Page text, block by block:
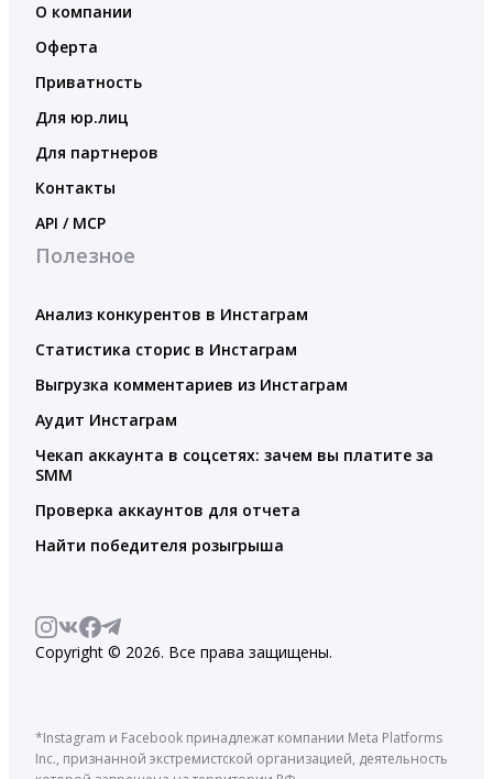
О компании
Оферта
Приватность
Для юр.лиц
Для партнеров
Контакты
API / MCP
Полезное
Анализ конкурентов в Инстаграм
Статистика сторис в Инстаграм
Выгрузка комментариев из Инстаграм
Аудит Инстаграм
Чекап аккаунта в соцсетях: зачем вы платите за
SMM
Проверка аккаунтов для отчета
Найти победителя розыгрыша
Copyright © 2026. Все права защищены.
*Instagram и Facebook принадлежат компании Meta Platforms
Inc., признанной экстремистской организацией, деятельность